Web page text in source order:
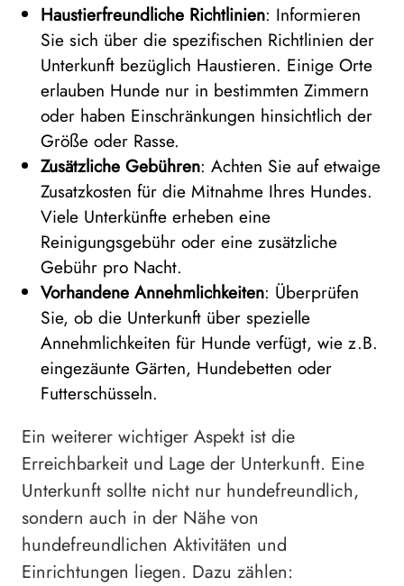
Haustierfreundliche Richtlinien: Informieren
Sie sich über die spezifischen Richtlinien der
Unterkunft bezüglich Haustieren. Einige Orte
erlauben Hunde nur in bestimmten Zimmern
oder haben Einschränkungen hinsichtlich der
Größe oder Rasse.
Zusätzliche Gebühren: Achten Sie auf etwaige
Zusatzkosten für die Mitnahme Ihres Hundes.
Viele Unterkünfte erheben eine
Reinigungsgebühr oder eine zusätzliche
Gebühr pro Nacht.
Vorhandene Annehmlichkeiten: Überprüfen
Sie, ob die Unterkunft über spezielle
Annehmlichkeiten für Hunde verfügt, wie z.B.
eingezäunte Gärten, Hundebetten oder
Futterschüsseln.
Ein weiterer wichtiger Aspekt ist die
Erreichbarkeit und Lage der Unterkunft. Eine
Unterkunft sollte nicht nur hundefreundlich,
sondern auch in der Nähe von
hundefreundlichen Aktivitäten und
Einrichtungen liegen. Dazu zählen: